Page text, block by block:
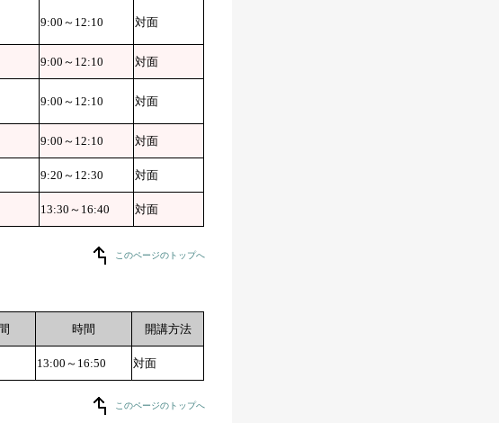
9:00～12:10 対面
9:00～12:10 対面
9:00～12:10 対面
9:00～12:10 対面
9:20～12:30 対面
13:30～16:40 対面
このページのトップへ
時間 開講方法
13:00～16:50 対面
このページのトップへ